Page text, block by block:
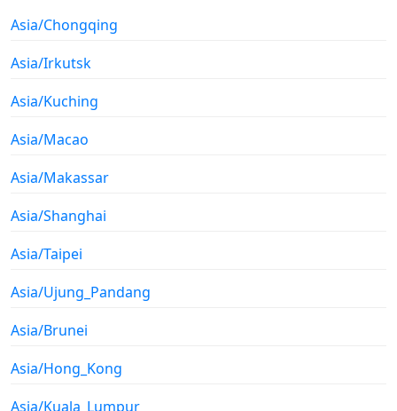
Asia/Chongqing
Asia/Irkutsk
Asia/Kuching
Asia/Macao
Asia/Makassar
Asia/Shanghai
Asia/Taipei
Asia/Ujung_Pandang
Asia/Brunei
Asia/Hong_Kong
Asia/Kuala_Lumpur